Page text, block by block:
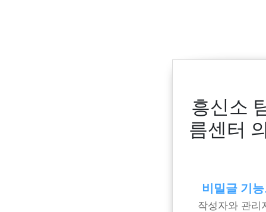
흥신소
름센터
비밀글 기
작성자와 관리